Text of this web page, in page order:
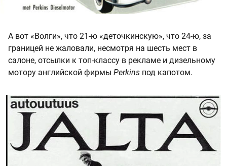
А вот «Волги», что 21-ю «деточкинскую», что 24-ю, за
границей не жаловали, несмотря на шесть мест в
салоне, отсылки к топ-классу в рекламе и дизельному
мотору английской фирмы Perkins под капотом.